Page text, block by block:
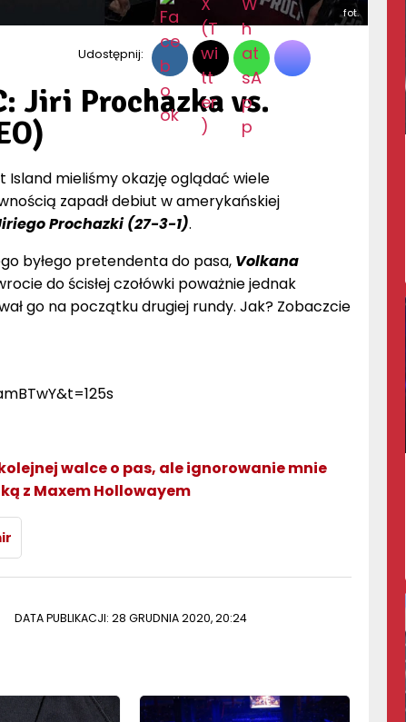
fot.
Udostępnij:
Jiri Prochazka vs.
Island mieliśmy okazję oglądać wiele
zapadł debiut w amerykańskiej
Prochazki (27-3-1).
byłego pretendenta do pasa, Volkana
do ścisłej czołówki poważnie jednak
go na początku drugiej rundy. Jak? Zobaczcie
walce o pas, ale ignorowanie mnie
z Maxem Hollowayem
DATA PUBLIKACJI: 28 GRUDNIA 2020, 20:24